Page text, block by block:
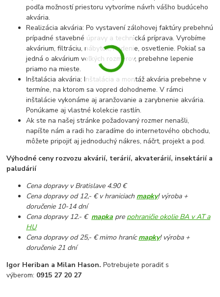
podľa možností priestoru vytvoríme návrh vášho budúceho
akvária.
Realizácia akvária: Po vystavení zálohovej faktúry prebehnú
prípadné stavebné úpravy a technická príprava. Vyrobíme
akvárium, filtráciu, nábytok, riadenie, osvetlenie. Pokiaľ sa
jedná o akvárium veľkých rozmerov, prebehne lepenie
priamo na mieste.
Inštalácia akvária: Inštalácia a montáž akvária prebehne v
termíne, na ktorom sa vopred dohodneme. V rámci
inštalácie vykonáme aj aranžovanie a zarybnenie akvária.
Ponúkame aj vlastné kolekcie rastlín.
Ak ste na našej stránke požadovaný rozmer nenašli,
napíšte nám a radi ho zaradíme do internetového obchodu,
môžete pripojiť aj jednoduchý nákres, náčrt, projekt a pod.
Výhodné ceny rozvozu akvárií, terárií, akvaterárií, insektárií a
paludárií
Cena dopravy v Bratislave 4.90 €
Cena dopravy od 12,- € v hraniciach mapky! výroba +
doručenie 10-14 dní
Cena dopravy 12.- € mapka pre pohraničie okolie BA v AT a
HU
Cena dopravy od 25,- € mimo hranícmapky! výroba +
doručenie 21 dní
Igor Heriban a Milan Hason.Potrebujete poradiť s
výberom: 0915 27 20 27